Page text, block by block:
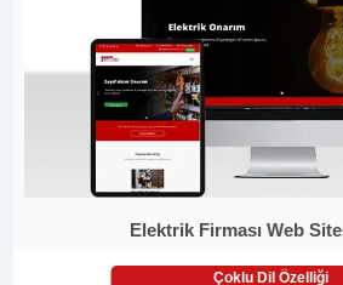
Elektrik Firması Web
Çoklu Dil Özelliği